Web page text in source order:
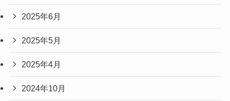
2025年6月
2025年5月
2025年4月
2024年10月